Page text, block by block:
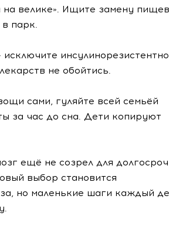
велике». Ищите замену
парк.
не обойтись.
сами, гуляйте всей семьёй
за час до сна. Дети копируют
ещё не созрел для
выбор становится
но маленькие шаги каждый